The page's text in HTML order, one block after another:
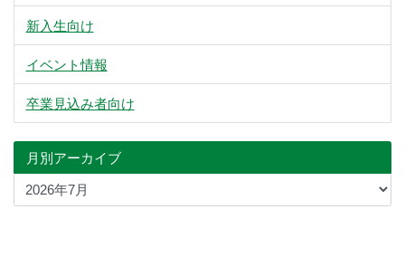
新入生向け
イベント情報
卒業見込み者向け
月別アーカイブ